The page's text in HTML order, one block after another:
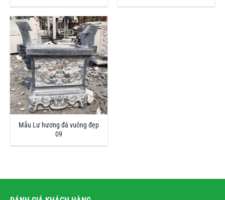
Mẫu Lư hương đá vuông đẹp
09